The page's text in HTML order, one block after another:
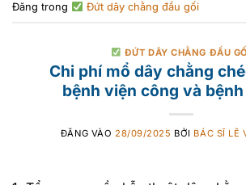
Đăng trong Đứt dây chằng đầu gối
ĐỨT DÂY CHẰNG ĐẦU
Chi phí mổ dây chằng
bệnh viện công và
ĐĂNG VÀO 28/09/2025 BỞI BÁC SĨ LÊ